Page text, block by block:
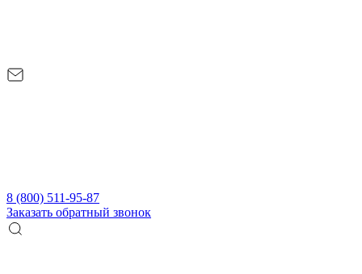
8 (800) 511-95-87
Заказать обратный звонок